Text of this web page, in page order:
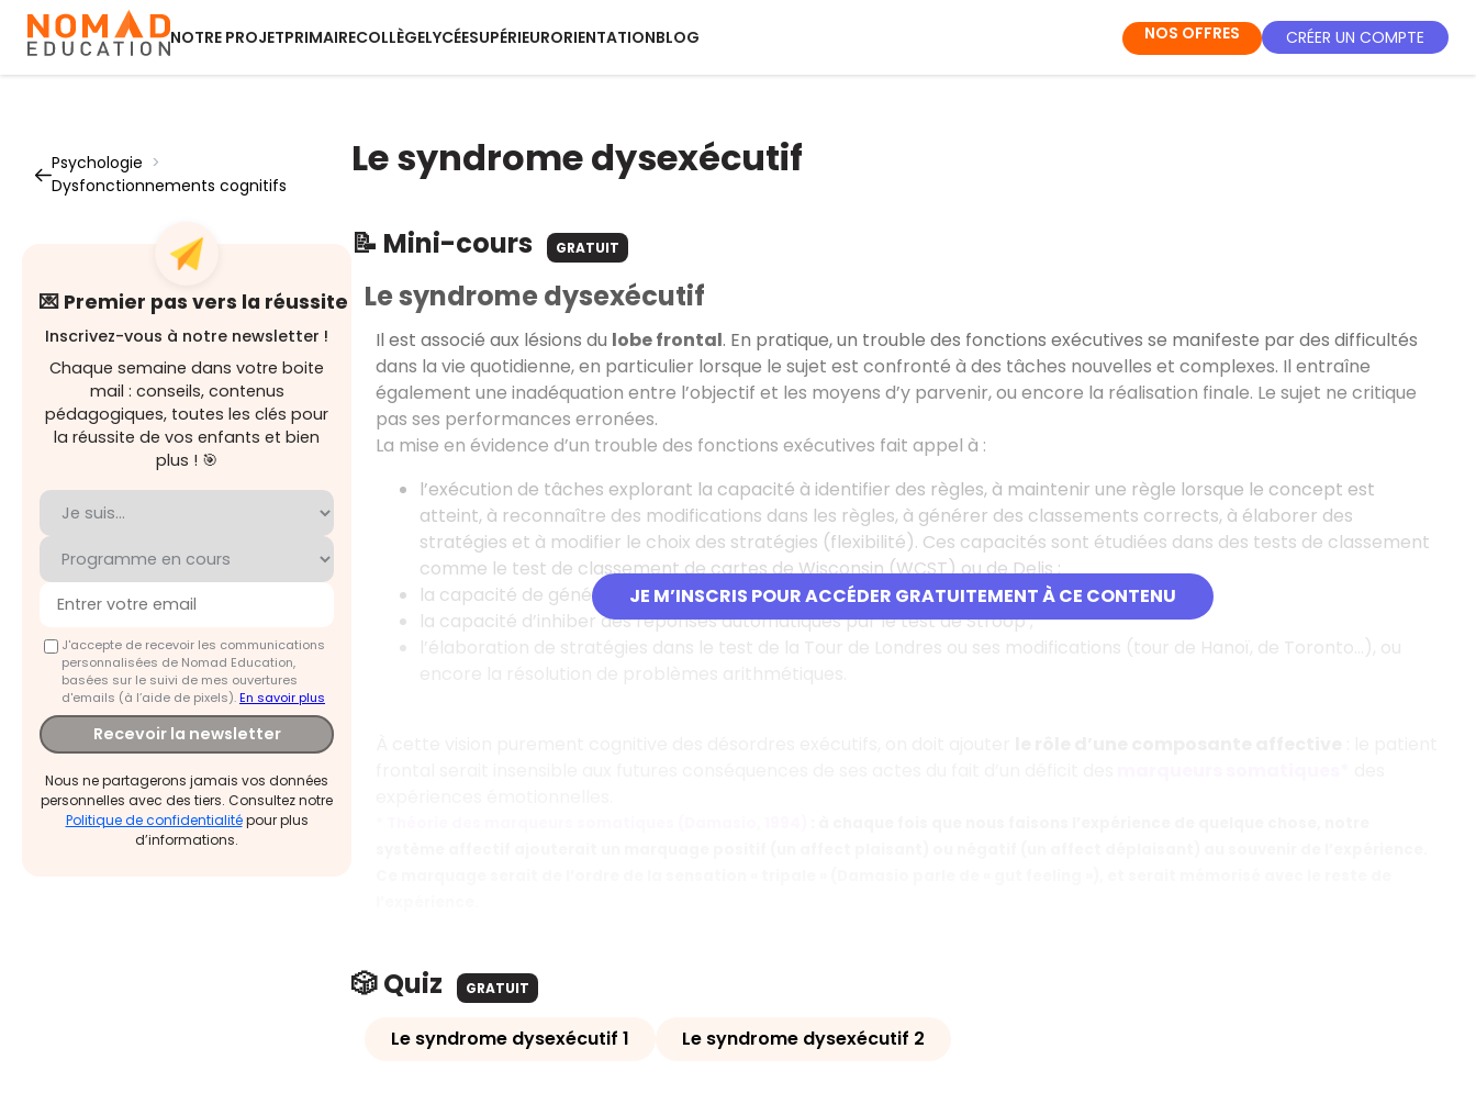
NOTRE PROJETPRIMAIRECOLLÈGELYCÉESUPÉRIEURORIENTATIONBLOG NOS OFFRES CRÉER UN COMPTE
Psychologie >
Dysfonctionnements cognitifs
💌 Premier pas vers la réussite
Inscrivez-vous à notre newsletter !
Chaque semaine dans votre boite
mail : conseils, contenus
pédagogiques, toutes les clés pour
la réussite de vos enfants et bien
plus ! 🎯
J'accepte de recevoir les communications
personnalisées de Nomad Education,
basées sur le suivi de mes ouvertures
d'emails (à l’aide de pixels).En savoir plus
Recevoir la newsletter
Nous ne partagerons jamais vos données
personnelles avec des tiers. Consultez notre
Politique de confidentialitépour plus
d’informations.
Le syndrome dysexécutif
📝 Mini-cours GRATUIT
JE M’INSCRIS POUR ACCÉDER GRATUITEMENT À CE CONTENU
Le syndrome dysexécutif
Il est associé aux lésions du lobe frontal. En pratique, un trouble des fonctions exécutives se manifeste par des difficultés
dans la vie quotidienne, en particulier lorsque le sujet est confronté à des tâches nouvelles et complexes. Il entraîne
également une inadéquation entre l’objectif et les moyens d’y parvenir, ou encore la réalisation finale. Le sujet ne critique
pas ses performances erronées.
La mise en évidence d’un trouble des fonctions exécutives fait appel à :
l’exécution de tâches explorant la capacité à identifier des règles, à maintenir une règle lorsque le concept est
atteint, à reconnaître des modifications dans les règles, à générer des classements corrects, à élaborer des
stratégies et à modifier le choix des stratégies (flexibilité). Ces capacités sont étudiées dans des tests de classement
comme le test de classement de cartes de Wisconsin (WCST) ou de Delis ;
la capacité de générer des réponses variées comme les tests de fluence verbale ;
la capacité d’inhiber des réponses automatiques par le test de Stroop ;
l’élaboration de stratégies dans le test de la Tour de Londres ou ses modifications (tour de Hanoï, de Toronto...), ou
🎲 Quiz GRATUIT
Le syndrome dysexécutif 1 Le syndrome dysexécutif 2